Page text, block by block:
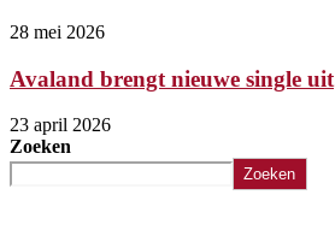
28 mei 2026
Avaland brengt nieuwe single uit
23 april 2026
Zoeken
Zoeken